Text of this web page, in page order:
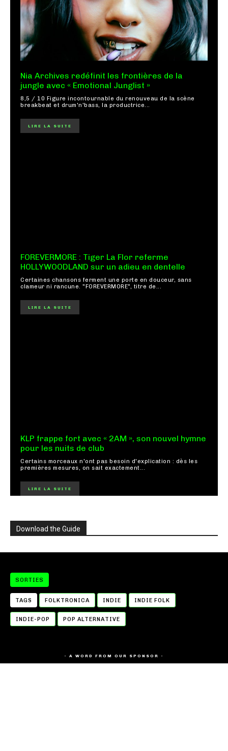
Nia Archives redéfinit les frontières de la
jungle avec « Emotional Junglist »
8,5 / 10 Figure incontournable du renouveau de la scène
breakbeat et drum'n'bass, la productrice...
LIRE LA SUITE
FOREVERMORE : Tiger La Flor referme
HOLLYWOODLAND sur un adieu en dentelle
Certaines chansons ferment une porte en douceur, sans
clameur ni rancune. "FOREVERMORE", titre de...
LIRE LA SUITE
KLP frappe fort avec « 2AM », son nouvel hymne
pour les nuits de club
Certains morceaux n'ont pas besoin d'explication : dès les
premières mesures, on sait exactement...
LIRE LA SUITE
Download the Guide
SORTIES
TAGS FOLKTRONICA INDIE INDIE FOLK
INDIE-POP POP ALTERNATIVE
- A WORD FROM OUR SPONSOR -